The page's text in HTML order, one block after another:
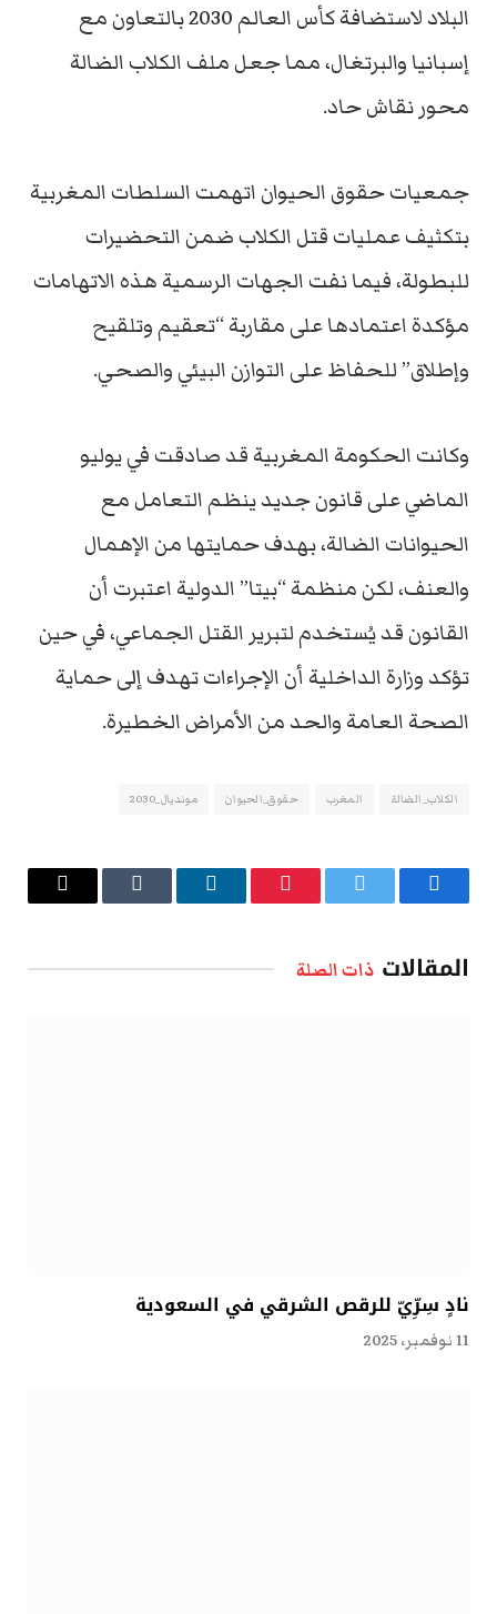
البلاد لاستضافة كأس العالم 2030 بالتعاون مع
إسبانيا والبرتغال، مما جعل ملف الكلاب الضالة
محور نقاش حاد.
جمعيات حقوق الحيوان اتهمت السلطات المغربية
بتكثيف عمليات قتل الكلاب ضمن التحضيرات
للبطولة، فيما نفت الجهات الرسمية هذه الاتهامات
مؤكدة اعتمادها على مقاربة “تعقيم وتلقيح
وإطلاق” للحفاظ على التوازن البيئي والصحي.
وكانت الحكومة المغربية قد صادقت في يوليو
الماضي على قانون جديد ينظم التعامل مع
الحيوانات الضالة، بهدف حمايتها من الإهمال
والعنف، لكن منظمة “بيتا” الدولية اعتبرت أن
القانون قد يُستخدم لتبرير القتل الجماعي، في حين
تؤكد وزارة الداخلية أن الإجراءات تهدف إلى حماية
الصحة العامة والحد من الأمراض الخطيرة.
الكلاب_الضالة المغرب حقوق_الحيوان مونديال_2030
فيسبوك تويتر بينتيريستلينكدإن Tumblr
البريد
المقالات ذات الصلة
نادٍ سِرِّيّ للرقص الشرقي في السعودية
11 نوفمبر، 2025